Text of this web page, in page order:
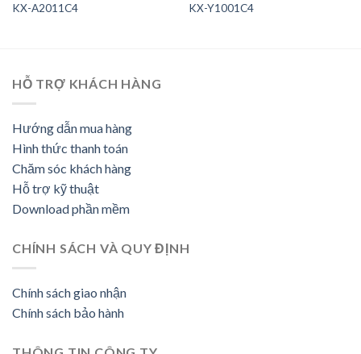
KX-A2011C4 KX-Y1001C4
HỖ TRỢ KHÁCH HÀNG
Hướng dẫn mua hàng
Hình thức thanh toán
Chăm sóc khách hàng
Hỗ trợ kỹ thuật
Download phần mềm
CHÍNH SÁCH VÀ QUY ĐỊNH
Chính sách giao nhận
Chính sách bảo hành